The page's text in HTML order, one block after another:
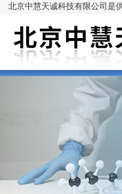
北京中慧天诚科技有限公司是